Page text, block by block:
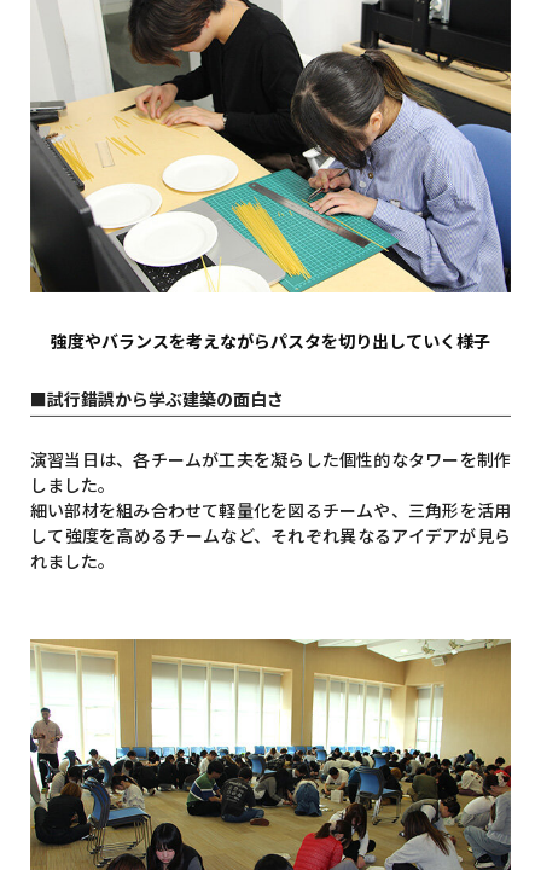
強度やバランスを考えながらパスタを切り出していく様子
■試行錯誤から学ぶ建築の面白さ
演習当日は、各チームが工夫を凝らした個性的なタワーを制作
しました。
細い部材を組み合わせて軽量化を図るチームや、三角形を活用
して強度を高めるチームなど、それぞれ異なるアイデアが見ら
れました。